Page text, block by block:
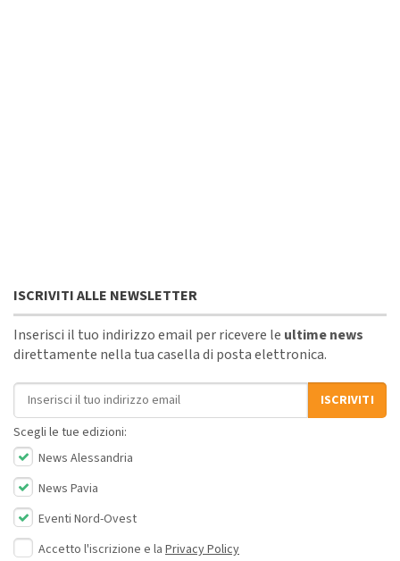
ISCRIVITI ALLE NEWSLETTER
Inserisci il tuo indirizzo email per ricevere le ultime news
direttamente nella tua casella di posta elettronica.
Indirizzo email
ISCRIVITI
Scegli le tue edizioni:
News Alessandria
News Pavia
Eventi Nord-Ovest
Accetto l'iscrizione e la Privacy Policy